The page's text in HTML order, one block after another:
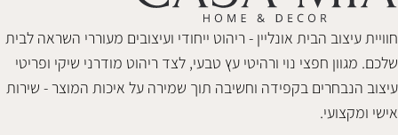
חוויית עיצוב הבית אונליין - ריהוט ייחודי ועיצובים מעוררי השראה לבית
שלכם. מגוון חפצי נוי ורהיטי עץ טבעי, לצד ריהוט מודרני שיקי ופריטי
עיצוב הנבחרים בקפידה וחשיבה תוך שמירה על איכות המוצר - שירות
אישי ומקצועי.